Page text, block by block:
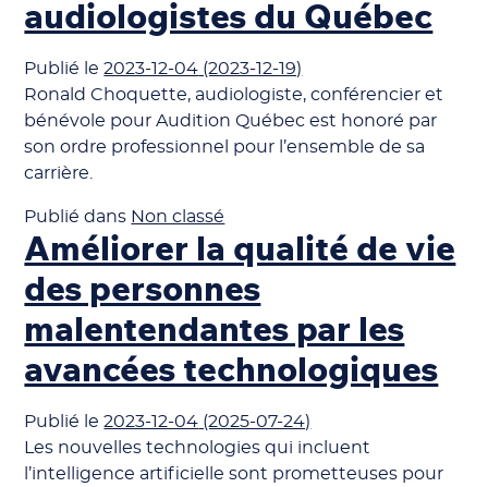
audiologistes du Québec
Publié le2023-12-04 (2023-12-19)
Ronald Choquette, audiologiste, conférencier et
bénévole pour Audition Québec est honoré par
son ordre professionnel pour l’ensemble de sa
carrière.
Publié dans Non classé
Améliorer la qualité de vie
des personnes
malentendantes par les
avancées technologiques
Publié le2023-12-04 (2025-07-24)
Les nouvelles technologies qui incluent
l’intelligence artificielle sont prometteuses pour